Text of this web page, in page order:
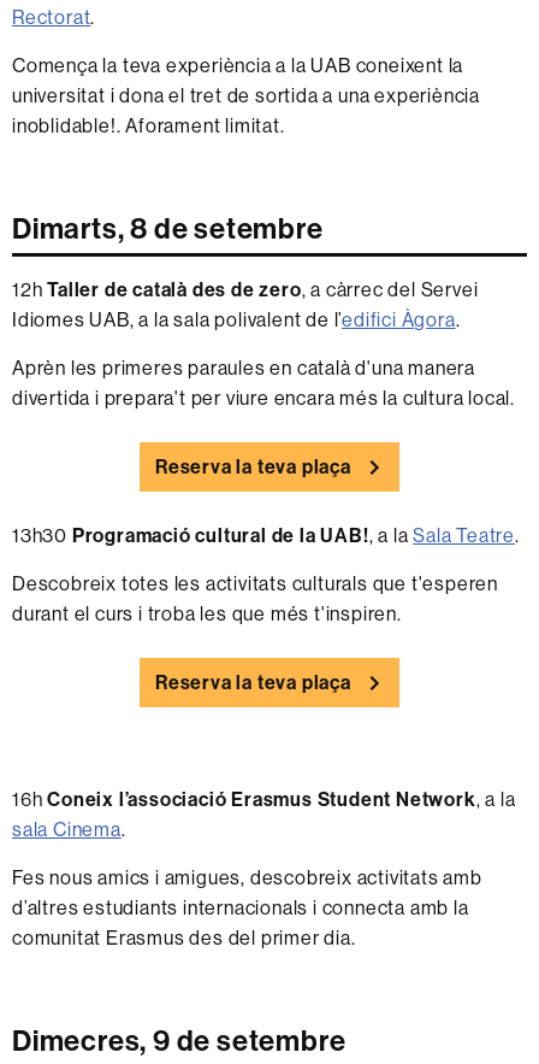
Rectorat.
Comença la teva experiència a la UAB coneixent la
universitat i dona el tret de sortida a una experiència
inoblidable!. Aforament limitat.
Dimarts, 8 de setembre
12hTaller de català des de zero, a càrrec del Servei
Idiomes UAB, a la sala polivalent de l’edifici Àgora.
Aprèn les primeres paraules en català d'una manera
divertida i prepara't per viure encara més la cultura local.
Reserva la teva plaça
13h30 Programació cultural de la UAB!, a laSala Teatre.
Descobreix totes les activitats culturals que t'esperen
durant el curs i troba les que més t'inspiren.
Reserva la teva plaça
16hConeix l’associació Erasmus Student Network, a la
sala Cinema.
Fes nous amics i amigues, descobreix activitats amb
d’altres estudiants internacionals i connecta amb la
comunitat Erasmus des del primer dia.
Dimecres, 9 de setembre